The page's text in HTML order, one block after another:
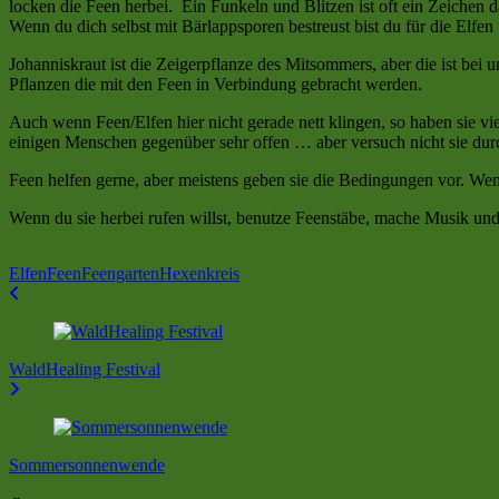
locken die Feen herbei. Ein Funkeln und Blitzen ist oft ein Zeichen
Wenn du dich selbst mit Bärlappsporen bestreust bist du für die
Johanniskraut ist die Zeigerpflanze des Mitsommers, aber die ist
Pflanzen die mit den Feen in Verbindung gebracht werden.
Auch wenn Feen/Elfen hier nicht gerade nett klingen, so haben sie
einigen Menschen gegenüber sehr offen … aber versuch nicht sie
Feen helfen gerne, aber meistens geben sie die Bedingungen vor.
Wenn du sie herbei rufen willst, benutze Feenstäbe, mache Musik
ElfenFeenFeengartenHexenkreis
Beitragsnavigation
WaldHealing Festival
Sommersonnenwende